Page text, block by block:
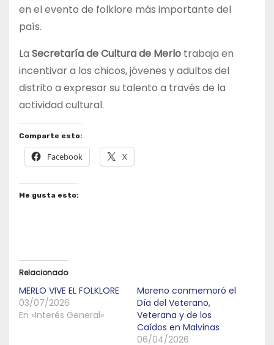
en el evento de folklore más importante del
país.
La Secretaría de Cultura de Merlo trabaja en
incentivar a los chicos, jóvenes y adultos del
distrito a expresar su talento a través de la
actividad cultural.
Comparte esto:
Facebook X
Me gusta esto:
Relacionado
MERLO VIVE EL FOLKLORE
03/07/2026
En «Interés General»
Moreno conmemoró el
Día del Veterano,
Veterana y de los
Caídos en Malvinas
06/04/2026